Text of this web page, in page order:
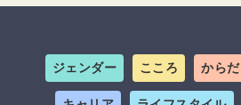
ジェンダー こころ からだ